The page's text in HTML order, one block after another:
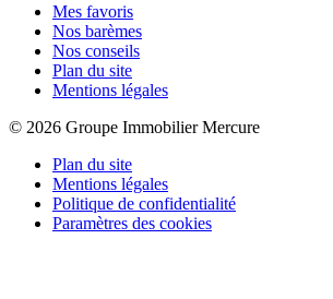
Mes favoris
Nos barèmes
Nos conseils
Plan du site
Mentions légales
© 2026 Groupe Immobilier Mercure
Plan du site
Mentions légales
Politique de confidentialité
Paramètres des cookies